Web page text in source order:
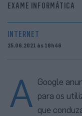
EXAME INFORMÁTICA
INTERNET
25.06.2021 às 18h46
A Google
para os
que